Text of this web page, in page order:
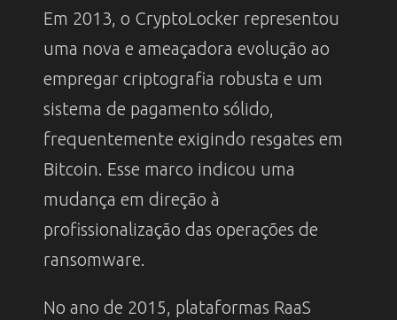
Em 2013, o CryptoLocker representou
uma nova e ameaçadora evolução ao
empregar criptografia robusta e um
sistema de pagamento sólido,
frequentemente exigindo resgates em
Bitcoin. Esse marco indicou uma
mudança em direção à
profissionalização das operações de
ransomware.
No ano de 2015, plataformas RaaS